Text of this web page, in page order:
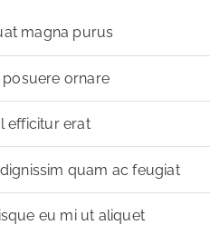
magna purus
posuere ornare
efficitur erat
quam ac feugiat
eu mi ut aliquet